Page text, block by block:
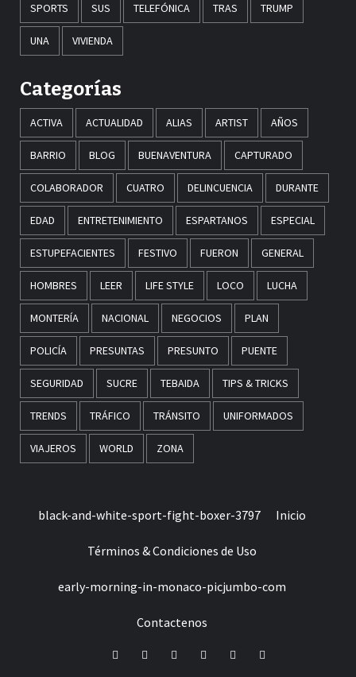
SPORTS SUS TELEFÓNICA TRAS TRUMP
UNA VIVIENDA
Categorías
ACTIVA ACTUALIDAD ALIAS ARTIST AÑOS
BARRIO BLOG BUENAVENTURA CAPTURADO
COLABORADOR CUATRO DELINCUENCIA DURANTE
EDAD ENTRETENIMIENTO ESPARTANOS ESPECIAL
ESTUPEFACIENTES FESTIVO FUERON GENERAL
HOMBRES LEER LIFE STYLE LOCO LUCHA
MONTERÍA NACIONAL NEGOCIOS PLAN
POLICÍA PRESUNTAS PRESUNTO PUENTE
SEGURIDAD SUCRE TEBAIDA TIPS & TRICKS
TRENDS TRÁFICO TRÁNSITO UNIFORMADOS
VIAJEROS WORLD ZONA
black-and-white-sport-fight-boxer-3797 Inicio
Términos & Condiciones de Uso
early-morning-in-monaco-picjumbo-com
Contactenos
FacebookTwitterLinkedIn
VK YouTubeInstagram